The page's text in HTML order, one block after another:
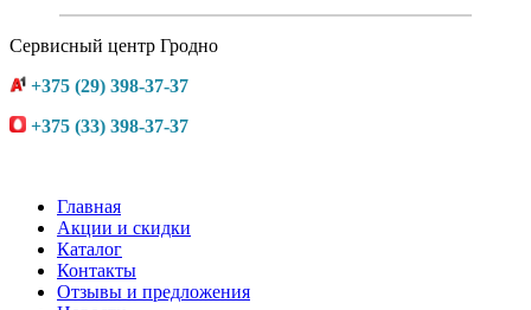
Сервисный центр Гродно
+375 (29) 398-37-37
+375 (33) 398-37-37
Главная
Акции и скидки
Каталог
Контакты
Отзывы и предложения